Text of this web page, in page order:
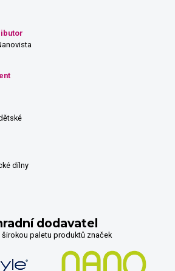
dílny
dodavatel
paletu produktů značek